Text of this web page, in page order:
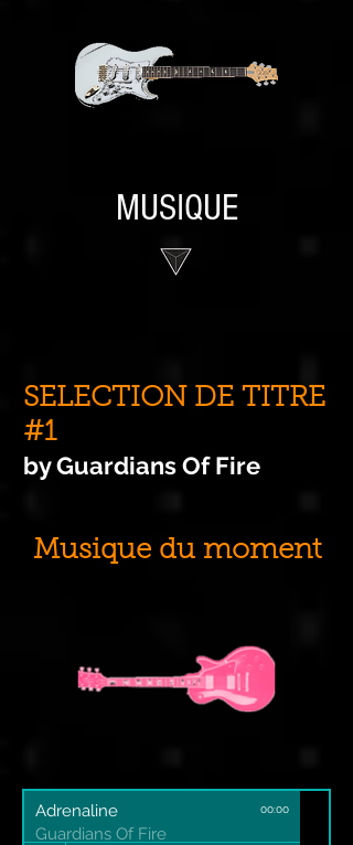
MUSIQUE
SELECTION DE TITRE
#1
by Guardians Of Fire
Musique du moment
Adrenaline
Guardians Of Fire
00:00